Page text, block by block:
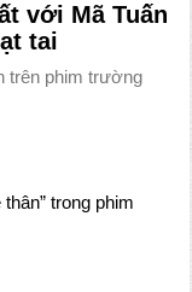
với Mã Tuấn
tai
trên phim trường